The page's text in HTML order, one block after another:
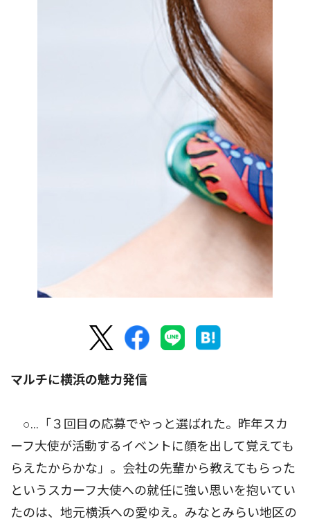
マルチに横浜の魅力発信
○…「３回目の応募でやっと選ばれた。昨年スカ
ーフ大使が活動するイベントに顔を出して覚えても
らえたからかな」。会社の先輩から教えてもらった
というスカーフ大使への就任に強い思いを抱いてい
たのは、地元横浜への愛ゆえ。みなとみらい地区の